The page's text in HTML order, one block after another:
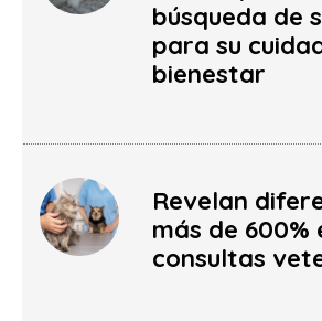
búsqueda de
para su
bienestar
Revelan
más de 600%
consultas